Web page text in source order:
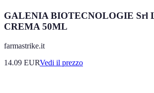
GALENIA BIOTECNOLOGIE Srl
CREMA 50ML
farmastrike.it
14.09 EURVedi il prezzo